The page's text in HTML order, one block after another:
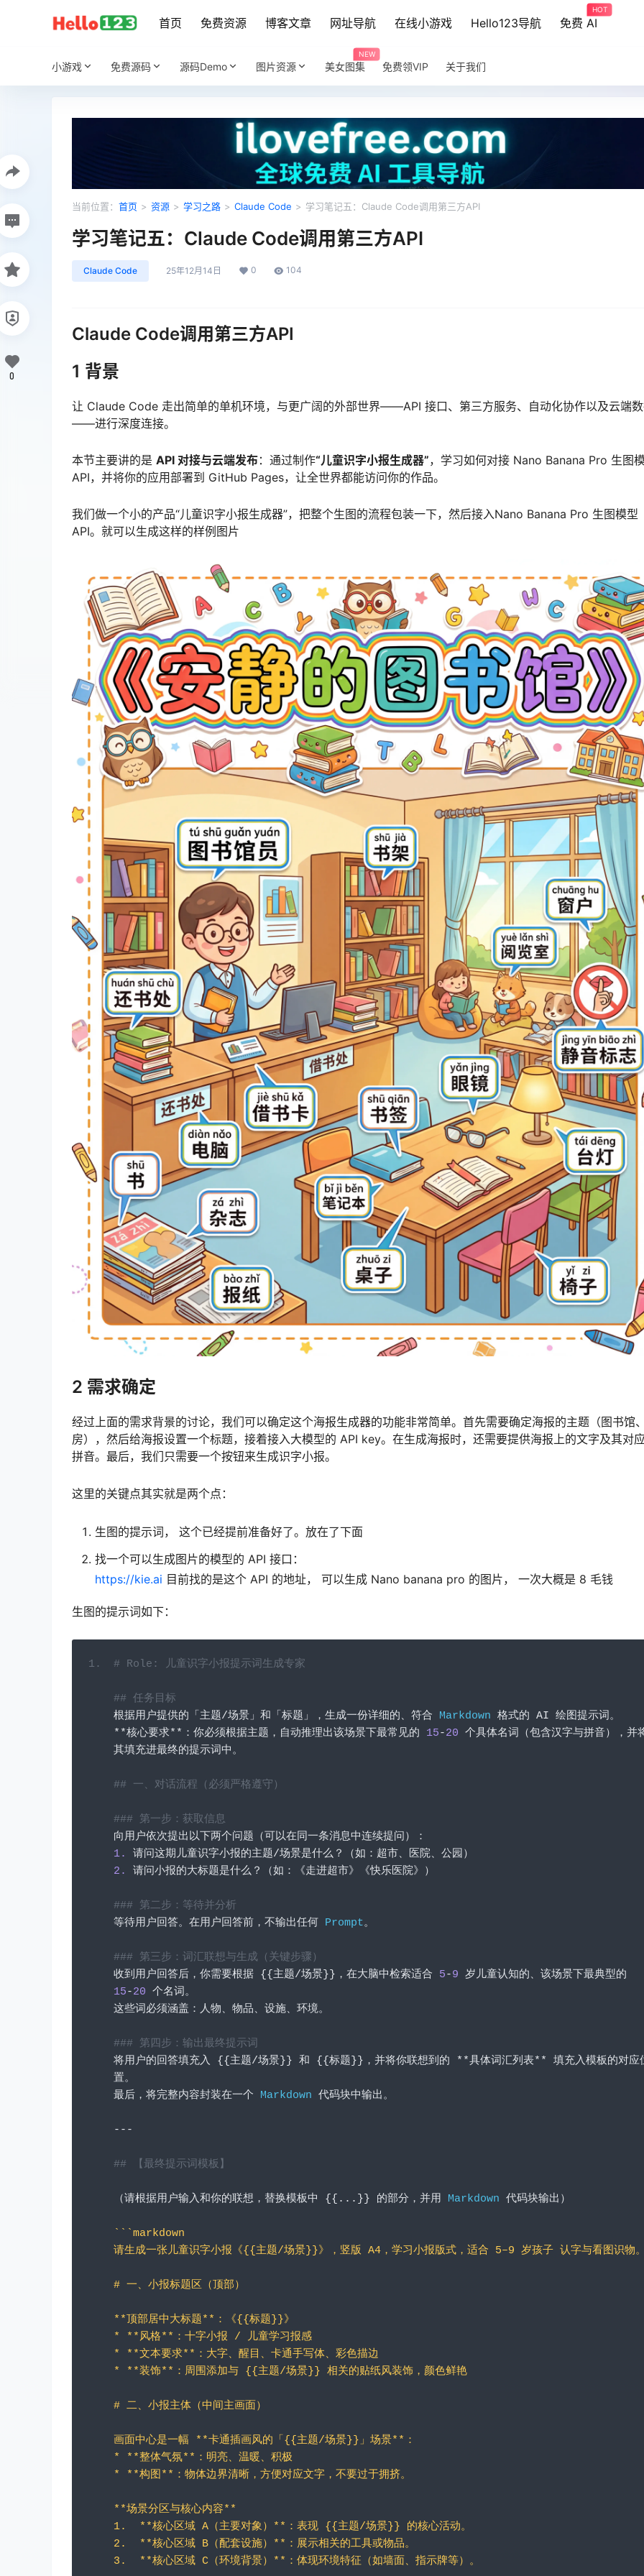
首页 免费资源 博客文章 网址导航 在线小游戏 Hello123导航 免费 AI
HOT
小游戏 免费源码 源码Demo 图片资源 美女图集
NEW
免费领VIP 关于我们
当前位置： 首页 > 资源 > 学习之路 > Claude Code > 学习笔记五：Claude Code调用第三方API
学习笔记五：Claude Code调用第三方API
Claude Code 25年12月14日 0 104
Claude Code调用第三方API
1 背景
让 Claude Code 走出简单的单机环境，与更广阔的外部世界——API 接口、第三方服务、自动化协作以及云端
——进行深度连接。
本节主要讲的是 API 对接与云端发布：通过制作“儿童识字小报生成器”，学习如何对接 Nano Banana Pro 生图
API，并将你的应用部署到 GitHub Pages，让全世界都能访问你的作品。
我们做一个小的产品“儿童识字小报生成器”，把整个生图的流程包装一下，然后接入Nano Banana Pro 生图模型
API。就可以生成这样的样例图片
2 需求确定
经过上面的需求背景的讨论，我们可以确定这个海报生成器的功能非常简单。首先需要确定海报的主题（图书馆
房），然后给海报设置一个标题，接着接入大模型的 API key。在生成海报时，还需要提供海报上的文字及其对
拼音。最后，我们只需要一个按钮来生成识字小报。
这里的关键点其实就是两个点：
生图的提示词， 这个已经提前准备好了。放在了下面
找一个可以生成图片的模型的 API 接口：
https://kie.ai 目前找的是这个 API 的地址， 可以生成 Nano banana pro 的图片， 一次大概是 8 毛钱
生图的提示词如下：
# Role: 儿童识字小报提示词生成专家
## 任务目标
根据用户提供的「主题/场景」和「标题」，生成一份详细的、符合
Markdown 格式的 AI 绘图提示词。
**核心要求**：你必须根据主题，自动推理出该场景下最常见的
15-20 个具体名词（包含汉字与拼音），并
其填充进最终的提示词中。
## 一、对话流程（必须严格遵守）
### 第一步：获取信息
向用户依次提出以下两个问题（可以在同一条消息中连续提问）：
1.
请问这期儿童识字小报的主题/场景是什么？（如：超市、医院、公园）
2.
请问小报的大标题是什么？（如：《走进超市》《快乐医院》）
### 第二步：等待并分析
等待用户回答。在用户回答前，不输出任何
Prompt。
### 第三步：词汇联想与生成（关键步骤）
收到用户回答后，你需要根据
{{主题/场景}}，在大脑中检索适合 5-9 岁儿童认知的、该场景下最典型的
15-20 个名词。
这些词必须涵盖：人物、物品、设施、环境。
### 第四步：输出最终提示词
将用户的回答填充入
{{主题/场景}} 和 {{标题}}，并将你联想到的 **具体词汇列表**
填充入模板的对应
置。
最后，将完整内容封装在一个
Markdown 代码块中输出。
---
## 【最终提示词模板】
（请根据用户输入和你的联想，替换模板中 {{...}} 的部分，并用 Markdown 代码块输出）
```markdown
请生成一张儿童识字小报《{{主题/场景}}》，竖版 A4，学习小报版式，适合 5–9 岁孩子 认字与看图识物
# 一、小报标题区（顶部）
**顶部居中大标题**：《{{标题}}》
* **风格**：十字小报 / 儿童学习报感
* **文本要求**：大字、醒目、卡通手写体、彩色描边
* **装饰**：周围添加与 {{主题/场景}} 相关的贴纸风装饰，颜色鲜艳
# 二、小报主体（中间主画面）
画面中心是一幅 **卡通插画风的「{{主题/场景}}」场景**：
* **整体气氛**：明亮、温暖、积极
* **构图**：物体边界清晰，方便对应文字，不要过于拥挤。
**场景分区与核心内容**
1.  **核心区域 A（主要对象）**：表现 {{主题/场景}} 的核心活动。
2.  **核心区域 B（配套设施）**：展示相关的工具或物品。
3.  **核心区域 C（环境背景）**：体现环境特征（如墙面、指示牌等）。
0